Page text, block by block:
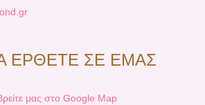
ΕΡΘΕΤΕ ΣΕ ΕΜΑΣ
μας στο Google Map